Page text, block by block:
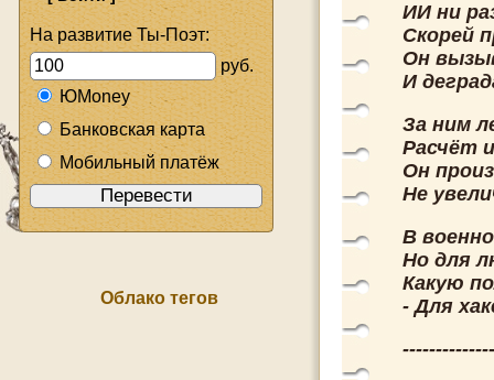
На развитие Ты-Поэт:
руб.
ЮMoney
Банковская карта
Мобильный платёж
Облако тегов
ИИ ни
Скорей
Он
И
За ним
Расчёт
Он
Не
В
Но для
Какую
- Для